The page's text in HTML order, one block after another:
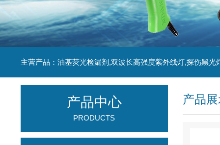
主营产品：油基荧光检漏剂,双波长高强度紫外线灯,探伤黑光
产品
产品中心
PRODUCTS